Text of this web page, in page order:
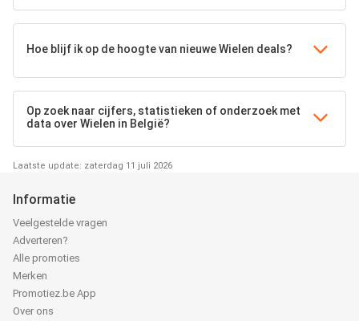
Hoe blijf ik op de hoogte van nieuwe Wielen deals?
Op zoek naar cijfers, statistieken of onderzoek met
data over Wielen in België?
Laatste update: zaterdag 11 juli 2026
Informatie
Veelgestelde vragen
Adverteren?
Alle promoties
Merken
Promotiez.be App
Over ons